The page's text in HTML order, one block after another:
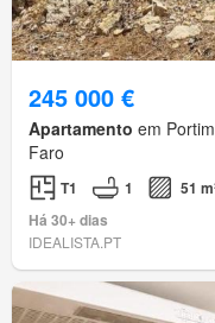
245 000 €
Apartamento em
Faro
T1 1
51
Há 30+ dias
IDEALISTA.PT